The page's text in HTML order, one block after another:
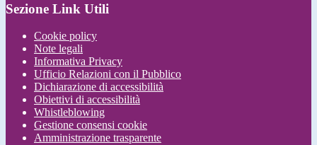
Sezione Link Utili
Cookie policy
Note legali
Informativa Privacy
Ufficio Relazioni con il Pubblico
Dichiarazione di accessibilità
Obiettivi di accessibilità
Whistleblowing
Gestione consensi cookie
Amministrazione trasparente